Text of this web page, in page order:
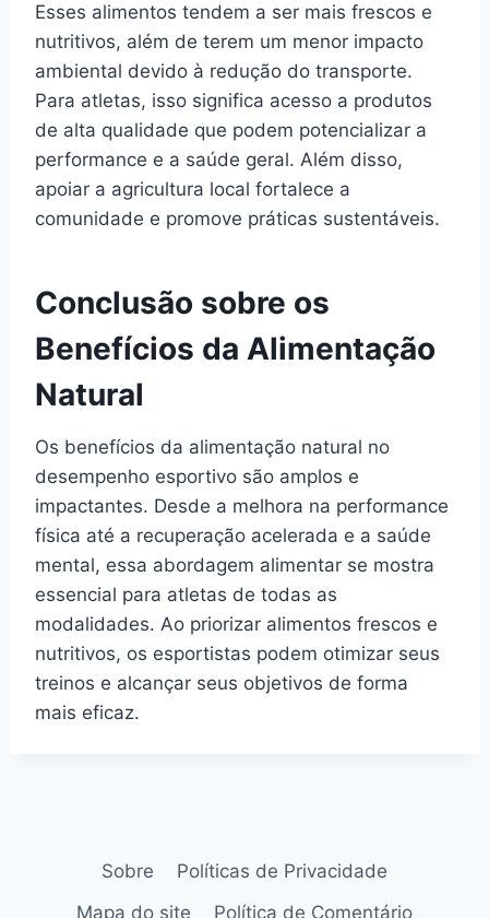
Esses alimentos tendem a ser mais frescos e
nutritivos, além de terem um menor impacto
ambiental devido à redução do transporte.
Para atletas, isso significa acesso a produtos
de alta qualidade que podem potencializar a
performance e a saúde geral. Além disso,
apoiar a agricultura local fortalece a
comunidade e promove práticas sustentáveis.
Conclusão sobre os
Benefícios da Alimentação
Natural
Os benefícios da alimentação natural no
desempenho esportivo são amplos e
impactantes. Desde a melhora na performance
física até a recuperação acelerada e a saúde
mental, essa abordagem alimentar se mostra
essencial para atletas de todas as
modalidades. Ao priorizar alimentos frescos e
nutritivos, os esportistas podem otimizar seus
treinos e alcançar seus objetivos de forma
mais eficaz.
Sobre
Políticas de Privacidade
Mapa do site
Política de Comentário